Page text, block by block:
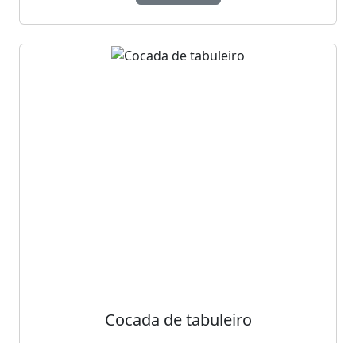
Cocada de tabuleiro